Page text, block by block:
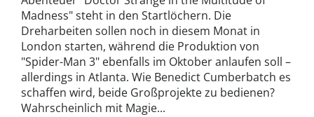
Madness" steht in den Startlöchern. Die
Dreharbeiten sollen noch in diesem Monat in
London starten, während die Produktion von
"Spider-Man 3" ebenfalls im Oktober anlaufen soll –
allerdings in Atlanta. Wie Benedict Cumberbatch es
schaffen wird, beide Großprojekte zu bedienen?
Wahrscheinlich mit Magie...